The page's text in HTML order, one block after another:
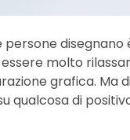
molto
grafica.
qualcosa di